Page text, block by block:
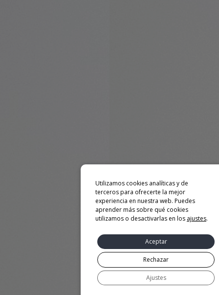
Utilizamos cookies analíticas y de
terceros para ofrecerte la mejor
experiencia en nuestra web. Puedes
aprender más sobre qué cookies
utilizamos o desactivarlas en los ajustes.
Aceptar
Rechazar
Ajustes